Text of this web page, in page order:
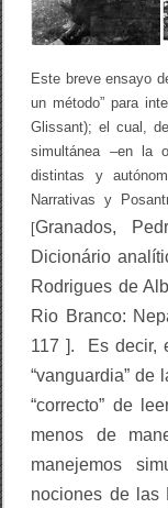
s
l
i
m
o
P
o
i
c
s
e
l
s
e
C
s
r
Este breve ensayo
un método” para
Glissant); el cual,
simultánea –en la
distintas y
Narrativas y
[Granados,
Dicionário
Rodrigues de
Rio Branco:
117 ]. Es decir,
“vanguardia” de
“correcto” de
menos de
manejemos
nociones de las